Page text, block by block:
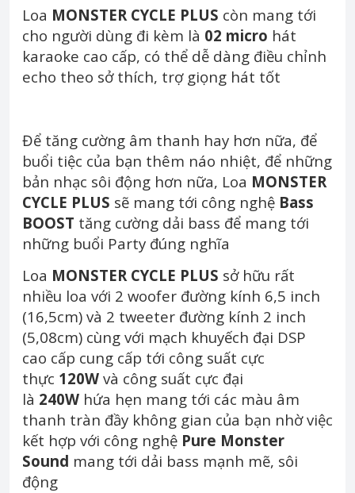
Loa MONSTER CYCLE PLUS còn mang tới
cho người dùng đi kèm là 02 micro hát
karaoke cao cấp, có thể dễ dàng điều chỉnh
echo theo sở thích, trợ giọng hát tốt
Để tăng cường âm thanh hay hơn nữa, để
buổi tiệc của bạn thêm náo nhiệt, để những
bản nhạc sôi động hơn nữa, Loa MONSTER
CYCLE PLUS sẽ mang tới công nghệ Bass
BOOST tăng cường dải bass để mang tới
những buổi Party đúng nghĩa
Loa MONSTER CYCLE PLUS sở hữu rất
nhiều loa với 2 woofer đường kính 6,5 inch
(16,5cm) và 2 tweeter đường kính 2 inch
(5,08cm) cùng với mạch khuyếch đại DSP
cao cấp cung cấp tới công suất cực
thực 120W và công suất cực đại
là 240W hứa hẹn mang tới các màu âm
thanh tràn đầy không gian của bạn nhờ việc
kết hợp với công nghệ Pure Monster
Sound mang tới dải bass mạnh mẽ, sôi
động